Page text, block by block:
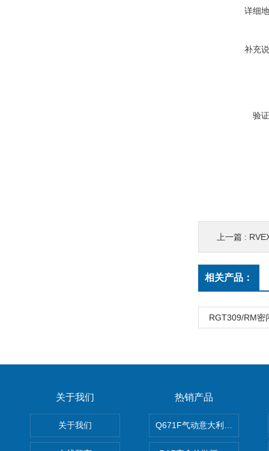
详细
补充
验
上一篇 :
相关产品：
RGT309/RM密
关于我们
关于我们
热销产品
Q671F气动意大利式薄型球阀